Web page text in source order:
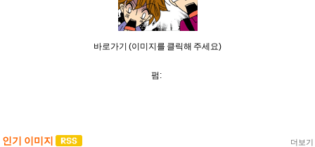
바로가기 (이미지를 클릭해 주세요)
펌:
인기 이미지 더보기